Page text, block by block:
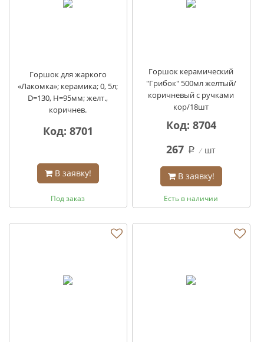
Горшок для жаркого
«Лакомка»; керамика; 0, 5л;
D=130, H=95мм; желт.,
коричнев.
Код: 8701
В заявку!
Под заказ
Горшок керамический
"Грибок" 500мл желтый/
коричневый с ручками
кор/18шт
Код: 8704
267 q шт
В заявку!
Есть в наличии